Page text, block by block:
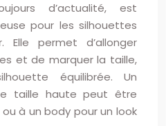
d’actualité, est
pour les silhouettes
permet d’allonger
et de marquer la taille,
équilibrée. Un
taille haute peut être
à un body pour un look